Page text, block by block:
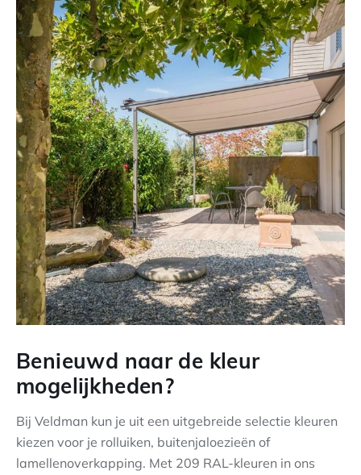
Benieuwd naar de kleur
mogelijkheden?
Bij Veldman kun je uit een uitgebreide selectie kleuren
kiezen voor je rolluiken, buitenjaloezieën of
lamellenoverkapping. Met 209 RAL-kleuren in ons